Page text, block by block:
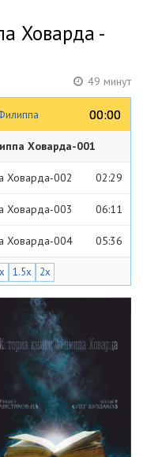
Ховарда -
49 минут
00:00
00:00
Ховарда-001
02:09
Ховарда-002 02:29
Ховарда-003 06:11
Ховарда-004 05:36
Ховарда-005
006
Ховарда-007
Ховарда-008
1.5x 2x